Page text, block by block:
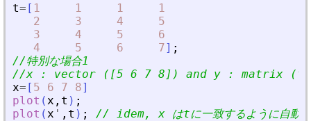
t= [ 1 1 1
1
2
3 4
5
3
4 5
6
4
5 6 7] ;
//特別な場合1
//x : vector ([5 6 7 8]) and y : matrix (t)
x= [ 5 6 7 8]
plot (x , t ) ;
plot (x ' , t ) ; // idem, x はtに一致するように自動的